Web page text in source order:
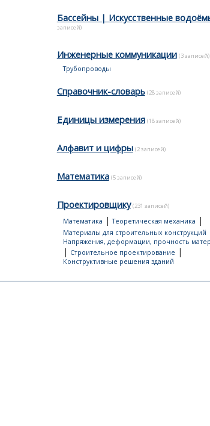
Бассейны | Искусственные
записей)
Инженерные коммуникации (3 записей)
Трубопроводы
Справочник-словарь (28 записей)
Единицы измерения (18 записей)
Алфавит и цифры (2 записей)
Математика (5 записей)
Проектировщику (231 записей)
Математика |Теоретическая механика |
Материалы для строительных конструкций
Напряжения, деформации, прочность
| Строительное проектирование |
Конструктивные решения зданий